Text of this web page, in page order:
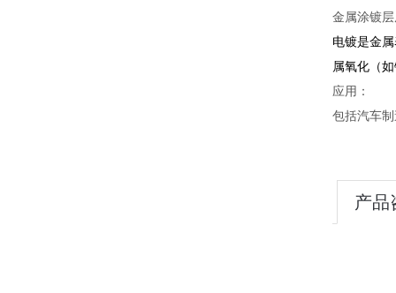
金属涂镀层
电镀是金
属氧化（
应用：
包括汽车
产品